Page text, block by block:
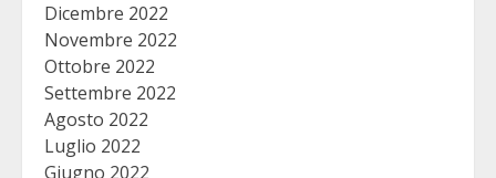
Dicembre 2022
Novembre 2022
Ottobre 2022
Settembre 2022
Agosto 2022
Luglio 2022
Giugno 2022